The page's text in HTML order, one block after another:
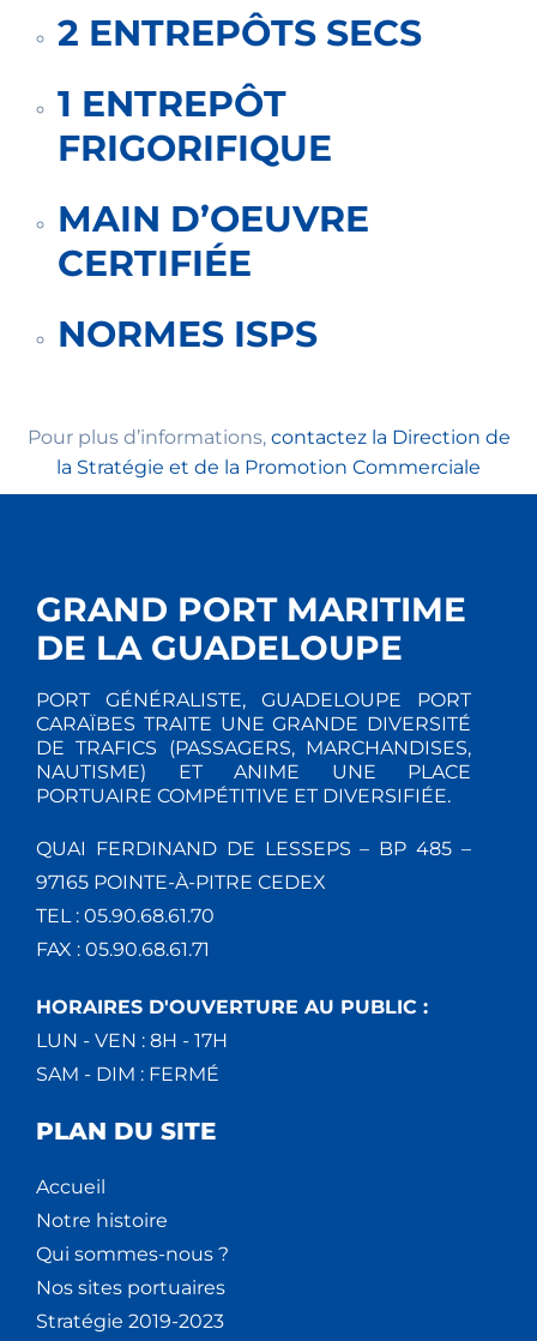
2 ENTREPÔTS SECS
1 ENTREPÔT
FRIGORIFIQUE
MAIN D’OEUVRE
CERTIFIÉE
NORMES ISPS
Pour plus d’informations, contactez la Direction de
la Stratégie et de la Promotion Commerciale
GRAND PORT MARITIME
DE LA GUADELOUPE
PORT GÉNÉRALISTE, GUADELOUPE PORT
CARAÏBES TRAITE UNE GRANDE DIVERSITÉ
DE TRAFICS (PASSAGERS, MARCHANDISES,
NAUTISME) ET ANIME UNE PLACE
PORTUAIRE COMPÉTITIVE ET DIVERSIFIÉE.
QUAI FERDINAND DE LESSEPS – BP 485 –
97165 POINTE-À-PITRE CEDEX
TEL : 05.90.68.61.70
FAX : 05.90.68.61.71
HORAIRES D'OUVERTURE AU PUBLIC :
LUN - VEN : 8H - 17H
SAM - DIM : FERMÉ
PLAN DU SITE
Accueil
Notre histoire
Qui sommes-nous ?
Nos sites portuaires
Stratégie 2019-2023